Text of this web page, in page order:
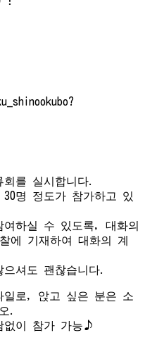
를 실시합니다.
명 정도가 참가하고 있
하실 수 있도록, 대화의
에 기재하여 대화의 계
셔도 괜찮습니다.
일로, 앉고 싶은 분은 소
.
없이 참가 가능♪